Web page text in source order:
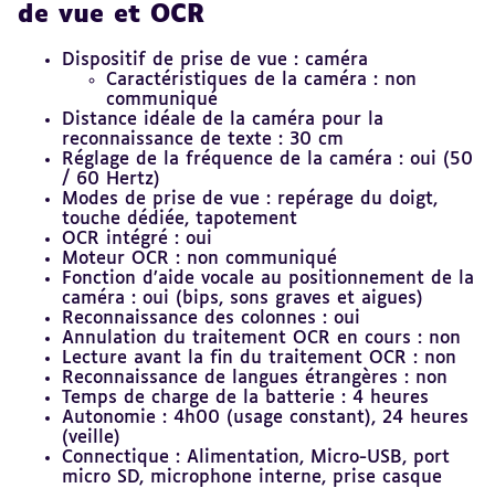
de vue et OCR
Dispositif de prise de vue : caméra
Caractéristiques de la caméra : non
communiqué
Distance idéale de la caméra pour la
reconnaissance de texte : 30 cm
Réglage de la fréquence de la caméra : oui (50
/ 60 Hertz)
Modes de prise de vue : repérage du doigt,
touche dédiée, tapotement
OCR intégré : oui
Moteur OCR : non communiqué
Fonction d’aide vocale au positionnement de la
caméra : oui (bips, sons graves et aigues)
Reconnaissance des colonnes : oui
Annulation du traitement OCR en cours : non
Lecture avant la fin du traitement OCR : non
Reconnaissance de langues étrangères : non
Temps de charge de la batterie : 4 heures
Autonomie : 4h00 (usage constant), 24 heures
(veille)
Connectique : Alimentation, Micro-USB, port
micro SD, microphone interne, prise casque